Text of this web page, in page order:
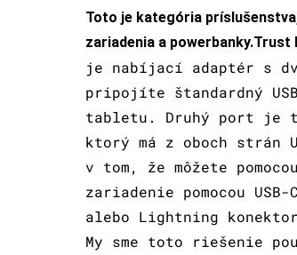
Toto je kategória
zariadenia a powerbanky.Trust
je nabíjací adaptér s
pripojíte štandardný
tabletu. Druhý port je
ktorý má z oboch strán
v tom, že môžete
zariadenie pomocou
alebo Lightning
My sme toto riešenie